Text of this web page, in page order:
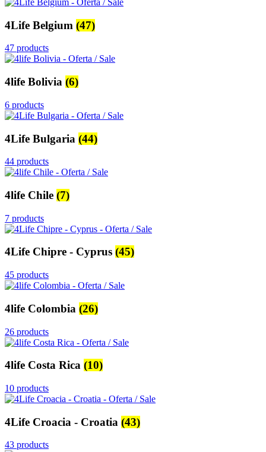
4Life Belgium (47)
47 products
4life Bolivia (6)
6 products
4Life Bulgaria (44)
44 products
4life Chile (7)
7 products
4Life Chipre - Cyprus (45)
45 products
4life Colombia (26)
26 products
4life Costa Rica (10)
10 products
4Life Croacia - Croatia (43)
43 products